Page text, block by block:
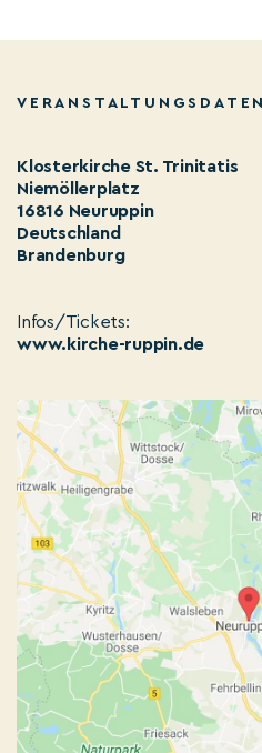
VERANSTALTUNGSDATEN
Klosterkirche St. Trinitatis
Niemöllerplatz
16816 Neuruppin
Deutschland
Brandenburg
Infos/Tickets:
www.kirche-ruppin.de